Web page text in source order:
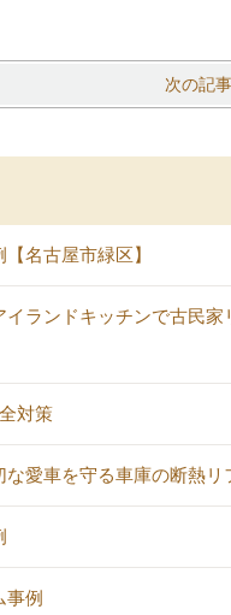
次の記事
名古屋市緑区】
ランドキッチンで古民家
対策
愛車を守る車庫の断熱リ
事例